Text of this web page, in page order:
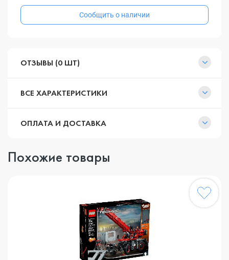
Сообщить о наличии
ОТЗЫВЫ (0 ШТ)
ВСЕ ХАРАКТЕРИСТИКИ
ОПЛАТА И ДОСТАВКА
Похожие товары